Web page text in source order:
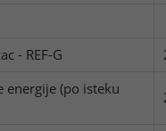
- REF-G
energije (po isteku